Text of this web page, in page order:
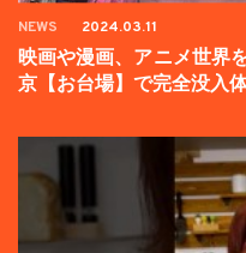
NEWS 2024.03.11
映画や漫画、アニメ世界
京【お台場】で完全没入